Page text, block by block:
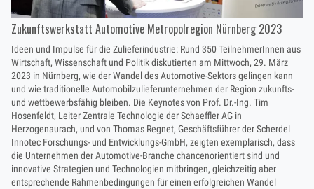
Zukunftswerkstatt Automotive Metropolregion Nürnberg 2023
Ideen und Impulse für die Zulieferindustrie: Rund 350 TeilnehmerInnen aus
Wirtschaft, Wissenschaft und Politik diskutierten am Mittwoch, 29. März
2023 in Nürnberg, wie der Wandel des Automotive-Sektors gelingen kann
und wie traditionelle Automobilzulieferunternehmen der Region zukunfts-
und wettbewerbsfähig bleiben. Die Keynotes von Prof. Dr.-Ing. Tim
Hosenfeldt, Leiter Zentrale Technologie der Schaeffler AG in
Herzogenaurach, und von Thomas Regnet, Geschäftsführer der Scherdel
Innotec Forschungs- und Entwicklungs-GmbH, zeigten exemplarisch, dass
die Unternehmen der Automotive-Branche chancenorientiert sind und
innovative Strategien und Technologien mitbringen, gleichzeitig aber
entsprechende Rahmenbedingungen für einen erfolgreichen Wandel